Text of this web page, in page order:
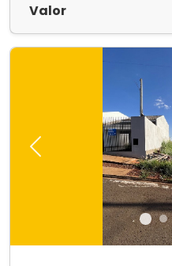
Valor
Previous